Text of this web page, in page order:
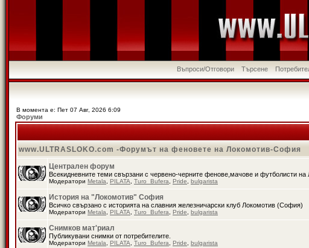
Въпроси/Отговори Търсене
В момента е: Пет 07 Авг, 2026 6:09
Форуми
www.ULTRASLOKO.com -Форумът на феновете на Локомотив-София
Централен форум
Всекидневните теми свързани с червено-черните фенове,мачове и футболисти
Модератори Metala PILATA Turo_Bufera Pride bulgarista
История на "Локомотив" София
Всичко свързано с историята на славния железничарски клуб Локомотив (София)
Модератори Metala PILATA Turo_Bufera Pride bulgarista
Снимков мат'риал
Публикувани снимки от потребителите.
Модератори Metala PILATA Turo_Bufera Pride bulgarista